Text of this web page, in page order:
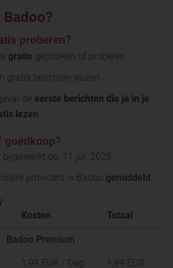
proberen?
gratis gebruiken of proberen.
gratis berichten sturen
de eerste berichten die je in je
lezen
goedkoop?
op: 11 jul. 2026
providers is Badoo gemiddeld.
Kosten Totaal
Badoo Premium
1,99 EUR / Dag 1,99 EUR